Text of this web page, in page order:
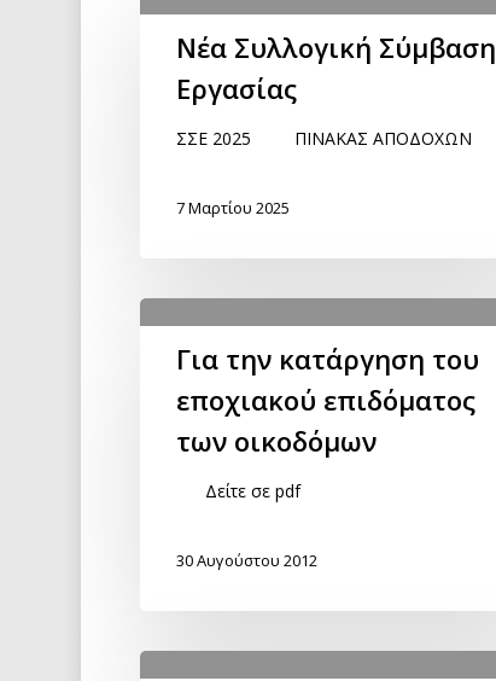
Νέα Συλλογική Σύμβαση
Εργασίας
ΣΣΕ 2025 ΠΙΝΑΚΑΣ ΑΠΟΔΟΧΩΝ
7 Μαρτίου 2025
Για την κατάργηση του
εποχιακού επιδόματος
των οικοδόμων
Δείτε σε pdf
30 Αυγούστου 2012